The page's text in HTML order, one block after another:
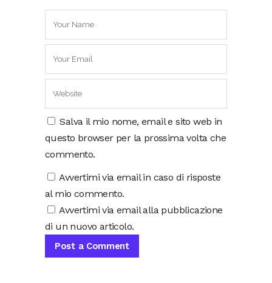
Salva il mio nome, email e sito web in
questo browser per la prossima volta che
commento.
Avvertimi via email in caso di risposte
al mio commento.
Avvertimi via email alla pubblicazione
di un nuovo articolo.